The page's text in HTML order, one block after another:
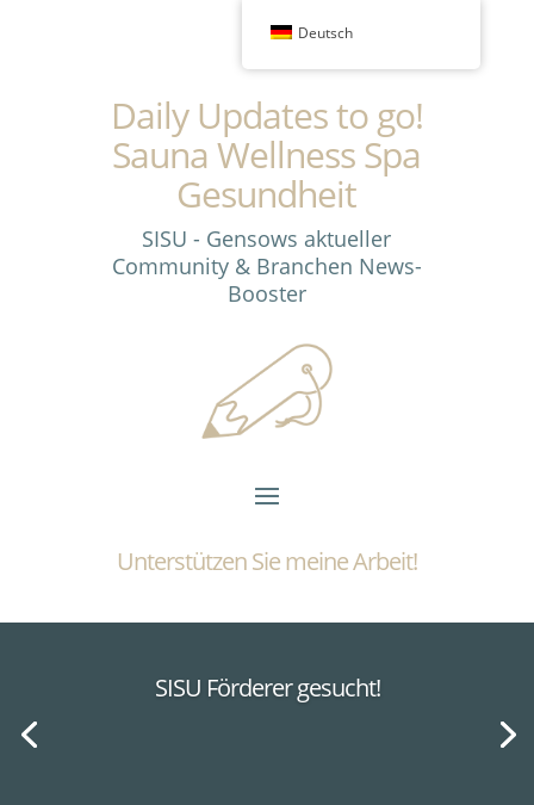
Daily Updates to go!
Sauna Wellness Spa
Gesundheit
SISU - Gensows aktueller
Community & Branchen News-
Booster
Unterstützen Sie meine Arbeit!
SISU Förderer gesucht!
Deutsch